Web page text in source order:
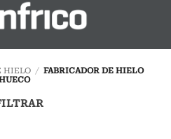
HIELO / FABRICADOR DE HIELO